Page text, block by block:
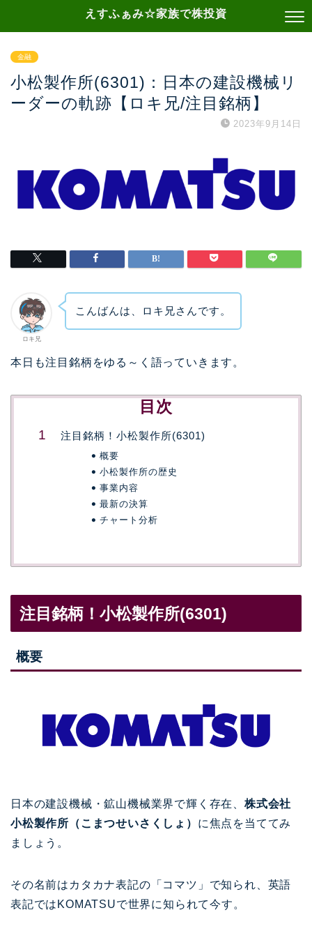
えすふぁみ☆家族で株投資
金融
小松製作所(6301)：日本の建設機械リ
ーダーの軌跡【ロキ兄/注目銘柄】
2023年9月14日
ロキ兄
こんばんは、ロキ兄さんです。
本日も注目銘柄をゆる～く語っていきます。
目次
注目銘柄！小松製作所(6301)
概要
小松製作所の歴史
事業内容
最新の決算
チャート分析
注目銘柄！小松製作所(6301)
概要
日本の建設機械・鉱山機械業界で輝く存在、 株式会社
小松製作所（こまつせいさくしょ） に焦点を当ててみ
ましょう。
その名前はカタカナ表記の「コマツ」で知られ、英語
表記ではKOMATSUで世界に知られて今す。